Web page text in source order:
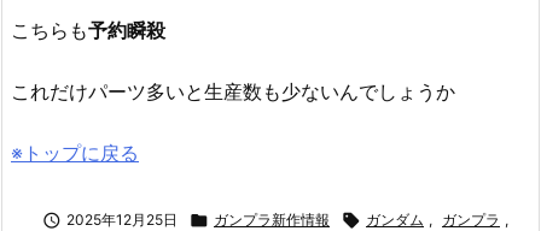
こちらも予約瞬殺
これだけパーツ多いと生産数も少ないんでしょうか
※トップに戻る
 2025年12月25日  ガンプラ新作情報  ガンダム , ガンプラ ,